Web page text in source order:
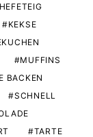
HEFETEIG
KEKSE
MUFFINS
BACKEN
SCHNELL
TARTE